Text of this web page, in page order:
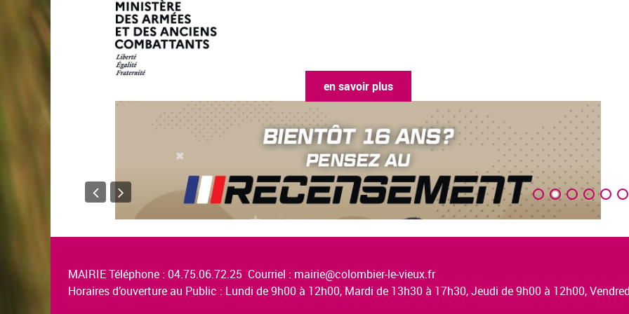
en savoir plus
MAIRIE Téléphone : 04.75.06.72.25 Courriel : mairie@colombier-le-vieux.fr
Horaires d’ouverture au Public : Lundi de 9h00 à 12h00, Mardi de 13h30 à 17h30, Jeudi de 9h00 à 12h00,